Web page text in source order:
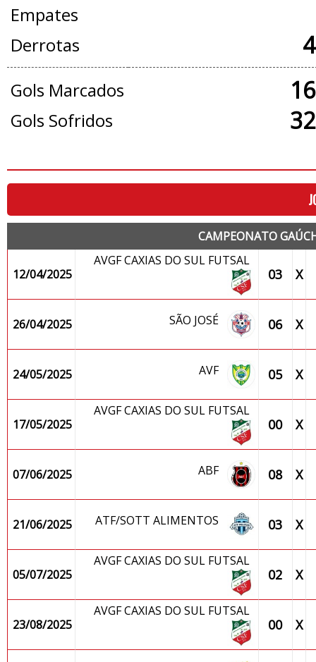
Empates
Derrotas
Gols Marcados
Gols Sofridos
CAMPEONATO
12/04/2025
AVGF CAXIAS DO SUL FUTSAL
03 X
26/04/2025 SÃO JOSÉ 06 X
24/05/2025 AVF 05 X
17/05/2025
AVGF CAXIAS DO SUL FUTSAL
00 X
07/06/2025 ABF 08 X
21/06/2025 ATF/SOTT ALIMENTOS 03 X
05/07/2025
AVGF CAXIAS DO SUL FUTSAL
02 X
23/08/2025
AVGF CAXIAS DO SUL FUTSAL
00 X